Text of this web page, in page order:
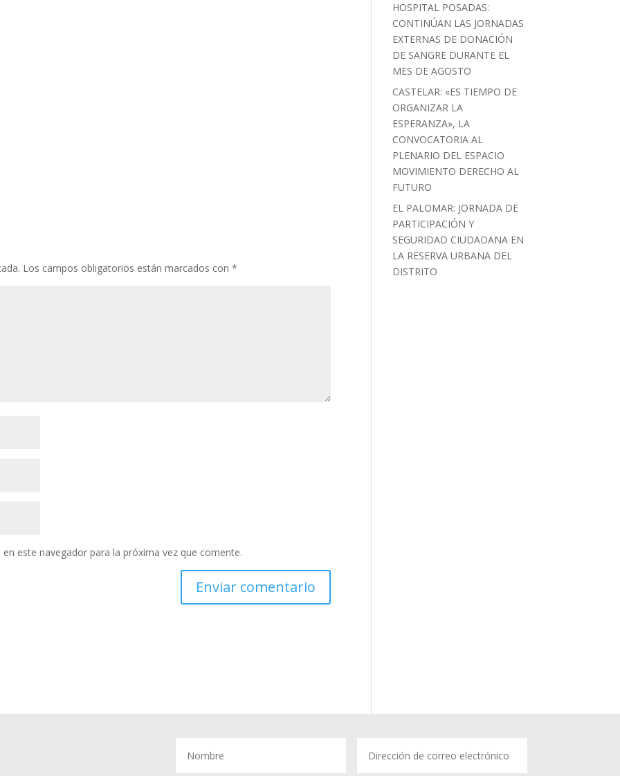
Los campos obligatorios están marcados con*
este navegador para la próxima vez que comente.
HOSPITAL POSADAS:
CONTINÚAN LAS JORNADAS
EXTERNAS DE DONACIÓN
DE SANGRE DURANTE EL
MES DE AGOSTO
CASTELAR: «ES TIEMPO DE
ORGANIZAR LA
ESPERANZA», LA
CONVOCATORIA AL
PLENARIO DEL ESPACIO
MOVIMIENTO DERECHO AL
FUTURO
EL PALOMAR: JORNADA DE
PARTICIPACIÓN Y
SEGURIDAD CIUDADANA EN
LA RESERVA URBANA DEL
DISTRITO